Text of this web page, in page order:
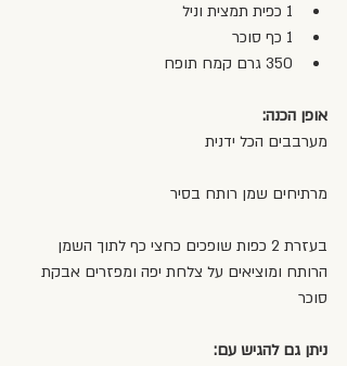
1 כפית תמצית וניל
1 כף סוכר
350 גרם קמח תופח
אופן הכנה:
מערבבים הכל ידנית
מרתיחים שמן רותח בסיר
בעזרת 2 כפות שופכים כחצי כף לתוך השמן
הרותח ומוציאים על צלחת יפה ומפזרים אבקת
סוכר
ניתן גם להגיש עם: